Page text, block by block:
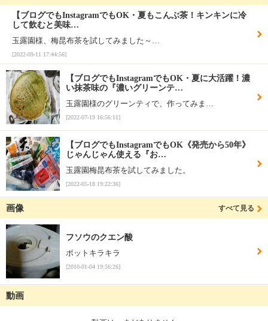
【ブログでもInstagramでもOK・夏もこんぶ茶！キンキンに冷
して飲むと美味…
玉露園様、梅昆布茶を試してみました～…
[2022-09-11 17:44:56]
【ブログでもInstagramでもOK・夏に大活躍！濃
い抹茶味の『濃いグリーンテ…
玉露園様のグリーンティで、作ってみま…
[2022-07-19 16:56:11]
【ブログでもInstagramでもOK《発売から50年》
じゃんじゃん使える『お…
玉露園梅昆布茶を試してみました。
[2022-05-18 19:22:36]
画像 すべて見る
フソウのクエン酸
ポットキラキラ
[2010-01-04 19:56:26]
動画